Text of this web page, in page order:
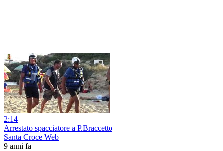
2:14
Arrestato spacciatore a P.Braccetto
Santa Croce Web
9 anni fa